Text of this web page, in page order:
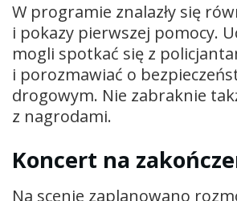
W programie znalazły się
i pokazy pierwszej pomocy.
mogli spotkać się z
i porozmawiać o
drogowym. Nie zabraknie
z nagrodami.
Koncert na
Na scenie zaplanowano